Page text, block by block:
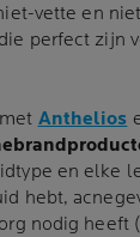
vette en
perfect zijn
Anthelios
en elke
hebt,
nodig heeft